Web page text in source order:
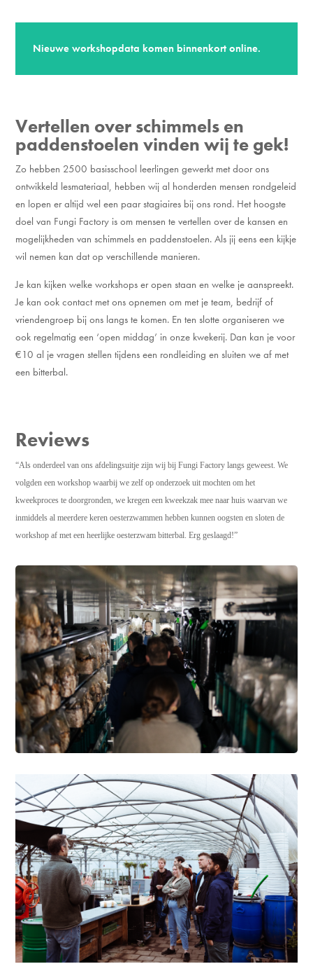
Nieuwe workshopdata komen binnenkort online.
Vertellen over schimmels en
paddenstoelen vinden wij te gek!
Zo hebben 2500 basisschool leerlingen gewerkt met door ons
ontwikkeld lesmateriaal, hebben wij al honderden mensen rondgeleid
en lopen er altijd wel een paar stagiaires bij ons rond. Het hoogste
doel van Fungi Factory is om mensen te vertellen over de kansen en
mogelijkheden van schimmels en paddenstoelen. Als jij eens een kijkje
wil nemen kan dat op verschillende manieren.
Je kan kijken welke workshops er open staan en welke je aanspreekt.
Je kan ook contact met ons opnemen om met je team, bedrijf of
vriendengroep bij ons langs te komen. En ten slotte organiseren we
ook regelmatig een ‘open middag’ in onze kwekerij. Dan kan je voor
€10 al je vragen stellen tijdens een rondleiding en sluiten we af met
een bitterbal.
Reviews
“Als onderdeel van ons afdelingsuitje zijn wij bij Fungi Factory langs geweest. We
volgden een workshop waarbij we zelf op onderzoek uit mochten om het
kweekproces te doorgronden, we kregen een kweekzak mee naar huis waarvan we
inmiddels al meerdere keren oesterzwammen hebben kunnen oogsten en sloten de
workshop af met een heerlijke oesterzwam bitterbal. Erg geslaagd!”